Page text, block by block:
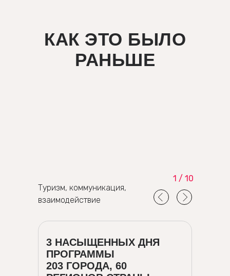
КАК ЭТО БЫЛО
РАНЬШЕ
Туризм, коммуникация,
взаимодействие
1 / 10
3 НАСЫЩЕННЫХ ДНЯ
ПРОГРАММЫ
203 ГОРОДА, 60